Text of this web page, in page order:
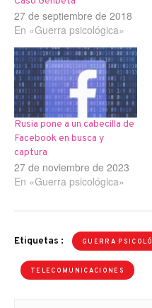
27 de septiembre de 2018
En «Guerra psicológica»
Rusia pone a un cabecilla de
Facebook en busca y
captura
27 de noviembre de 2023
En «Guerra psicológica»
Etiquetas : GUERRA
TELECOMUNICACIONES